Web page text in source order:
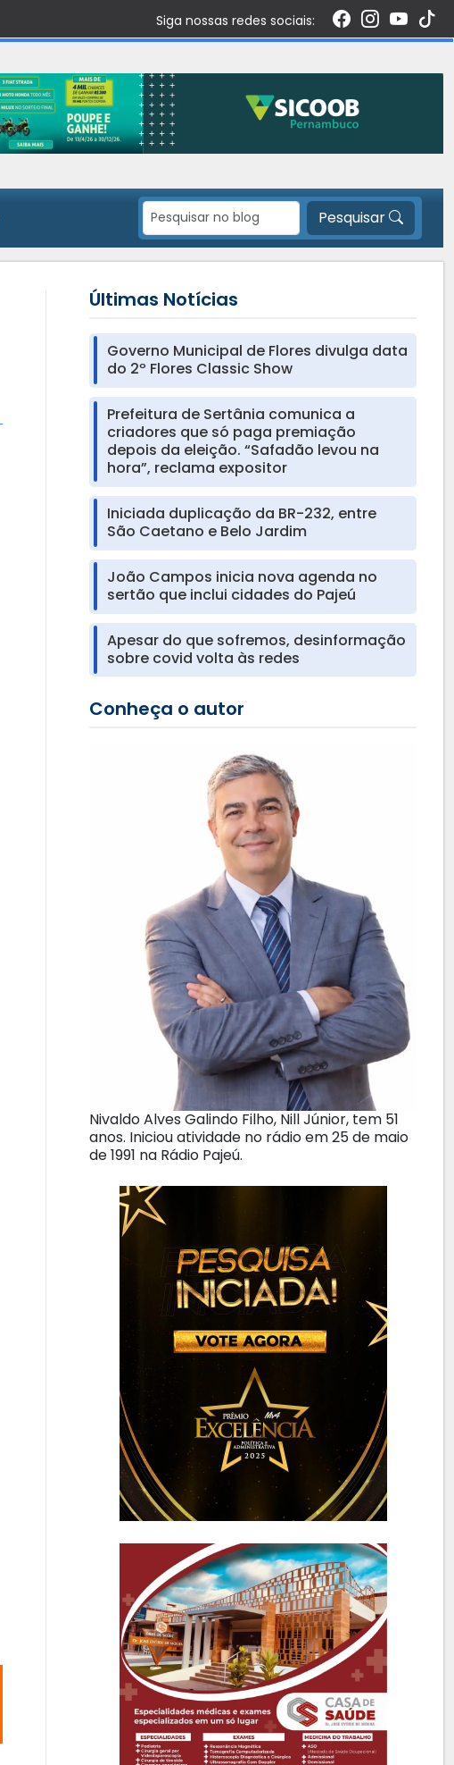
Siga nossas redes sociais:
Pesquisar
Últimas Notícias
Governo Municipal de Flores divulga data
do 2º Flores Classic Show
Prefeitura de Sertânia comunica a
criadores que só paga premiação
depois da eleição. “Safadão levou na
hora”, reclama expositor
Iniciada duplicação da BR-232, entre
São Caetano e Belo Jardim
João Campos inicia nova agenda no
sertão que inclui cidades do Pajeú
Apesar do que sofremos, desinformação
sobre covid volta às redes
Conheça o autor
Nivaldo Alves Galindo Filho, Nill Júnior, tem 51
anos. Iniciou atividade no rádio em 25 de maio
de 1991 na Rádio Pajeú.